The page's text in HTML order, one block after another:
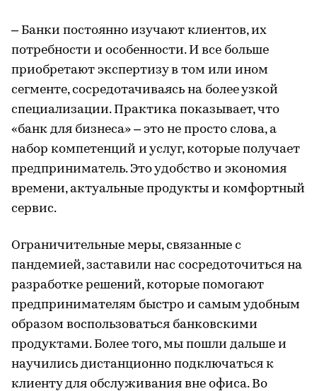
– Банки постоянно изучают клиентов, их
потребности и особенности. И все больше
приобретают экспертизу в том или ином
сегменте, сосредотачиваясь на более узкой
специализации. Практика показывает, что
«банк для бизнеса» – это не просто слова, а
набор компетенций и услуг, которые получает
предприниматель. Это удобство и экономия
времени, актуальные продукты и комфортный
сервис.
Ограничительные меры, связанные с
пандемией, заставили нас сосредоточиться на
разработке решений, которые помогают
предпринимателям быстро и самым удобным
образом воспользоваться банковскими
продуктами. Более того, мы пошли дальше и
научились дистанционно подключаться к
клиенту для обслуживания вне офиса. Во